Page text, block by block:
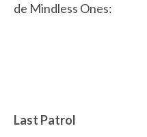
de Mindless Ones:
Last Patrol